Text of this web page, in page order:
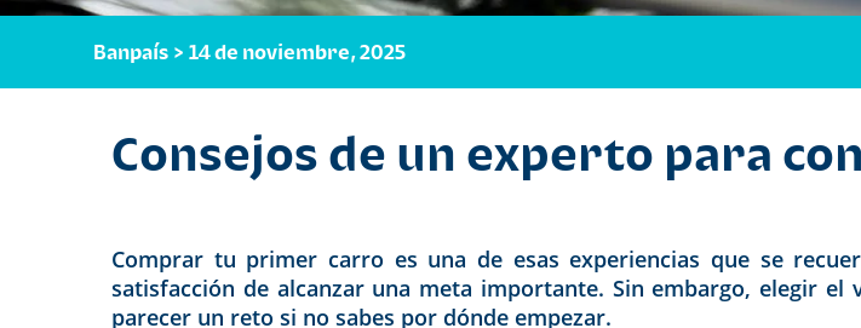
Banpaís > 14 de noviembre, 2025
Consejos de un experto para
Comprar tu primer carro es una de esas experiencias que se
satisfacción de alcanzar una meta importante. Sin embargo, elegir
parecer un reto si no sabes por dónde empezar.